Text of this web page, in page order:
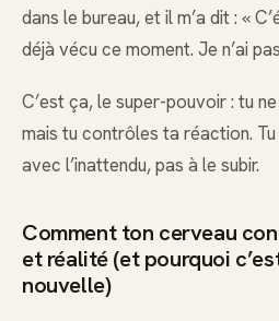
dans le bureau, et il m’a dit : «
déjà vécu ce moment. Je n’ai
C’est ça, le super-pouvoir : tu
mais tu contrôles ta réaction.
avec l’inattendu, pas à le subir.
Comment ton cerveau
et réalité (et pourquoi
nouvelle)